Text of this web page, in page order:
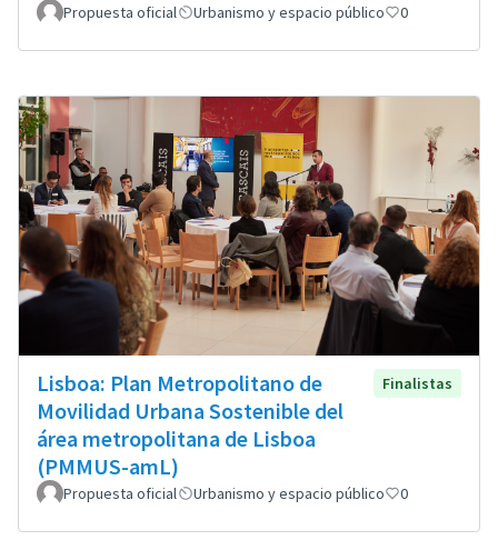
Propuesta oficial Urbanismo y espacio público 0
Lisboa: Plan Metropolitano de
Movilidad Urbana Sostenible del
área metropolitana de Lisboa
(PMMUS-amL)
Finalistas
Propuesta oficial Urbanismo y espacio público 0